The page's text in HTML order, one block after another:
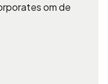
om de